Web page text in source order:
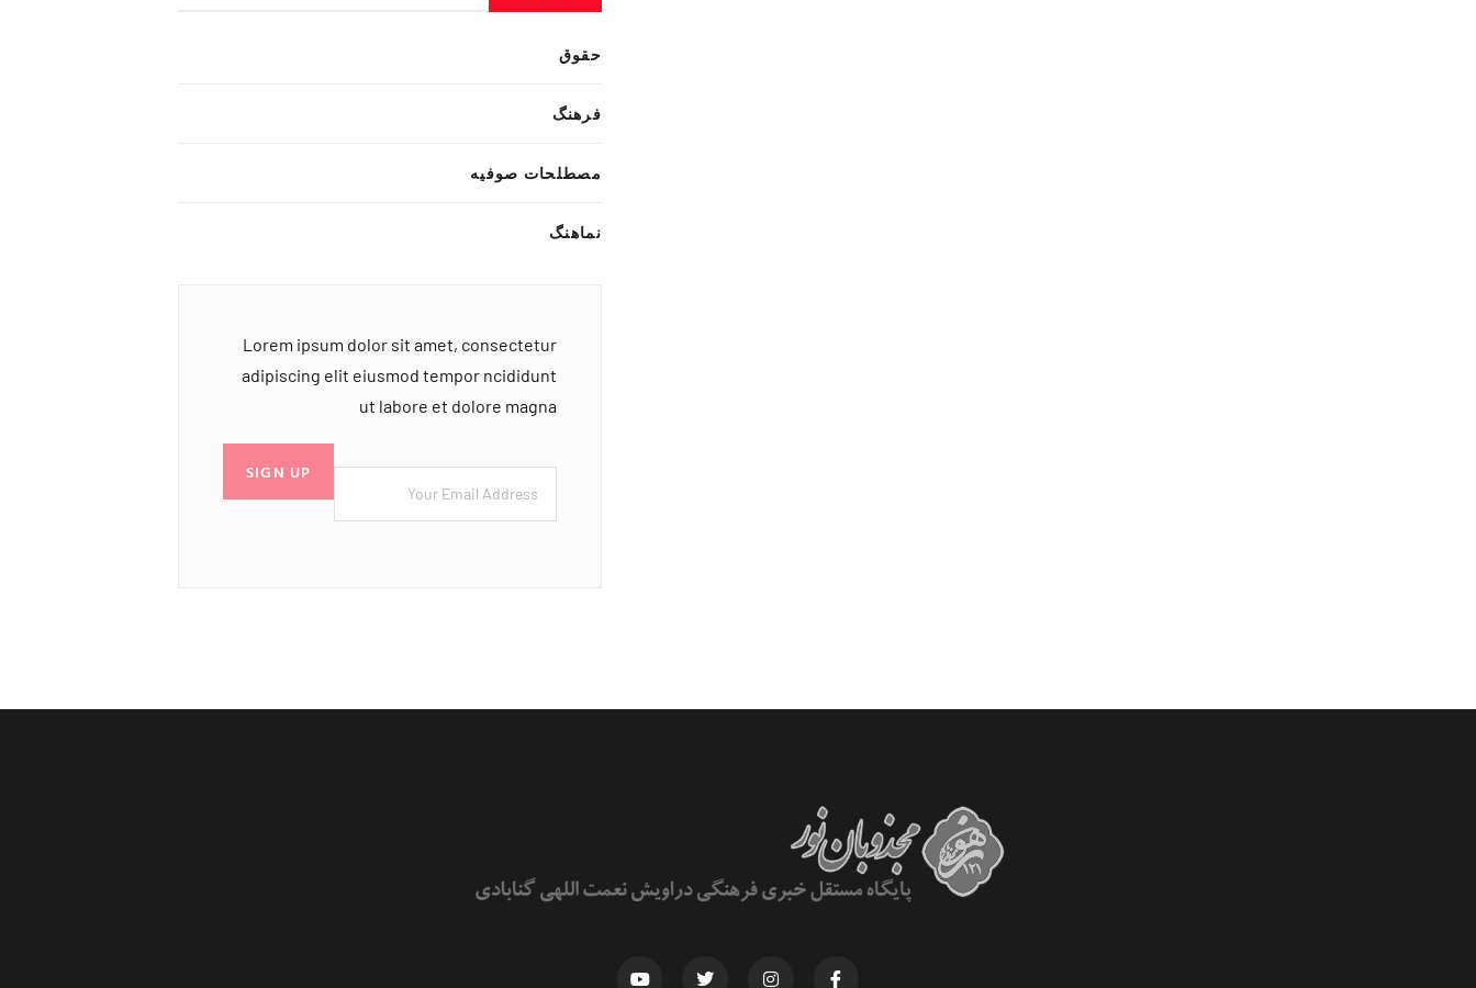
حقوق
فرهنگ
مصطلحات صوفیه
نماهنگ
Lorem ipsum dolor sit amet, consectetur
adipiscing elit eiusmod tempor ncididunt
ut labore et dolore magna
SIGN UP